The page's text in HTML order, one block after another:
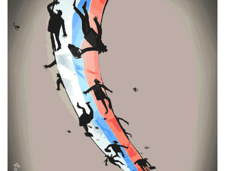
СТАТЬ СОУЧАСТНИКОМ
ПОДЕЛИТЬСЯ С ДРУЗЬЯМИ
Если у вас есть вопросы, пишите
+7 (929) 612-03-68